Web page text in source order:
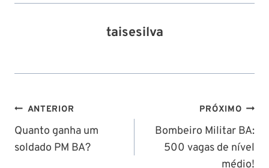
taisesilva
Navegação
de
Post
ANTERIOR
Quanto ganha um
soldado PM BA?
PRÓXIMO
Bombeiro Militar BA:
500 vagas de nível
médio!